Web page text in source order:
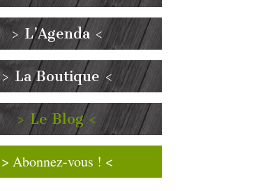
> L’Agenda <
> La Boutique <
> Le Blog <
> Abonnez-vous ! <